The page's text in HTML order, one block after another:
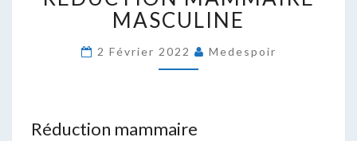
MASCULINE
MASCULINE
2 Février 2022 Medespoir
Réduction mammaire